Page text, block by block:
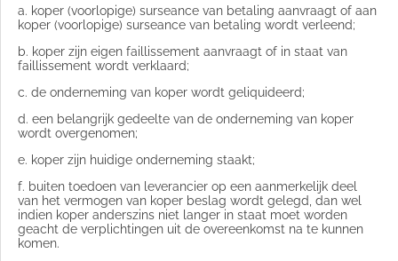
a. koper (voorlopige) surseance van betaling aanvraagt of aan
koper (voorlopige) surseance van betaling wordt verleend;
b. koper zijn eigen faillissement aanvraagt of in staat van
faillissement wordt verklaard;
c. de onderneming van koper wordt geliquideerd;
d. een belangrijk gedeelte van de onderneming van koper
wordt overgenomen;
e. koper zijn huidige onderneming staakt;
f. buiten toedoen van leverancier op een aanmerkelijk deel
van het vermogen van koper beslag wordt gelegd, dan wel
indien koper anderszins niet langer in staat moet worden
geacht de verplichtingen uit de overeenkomst na te kunnen
komen.